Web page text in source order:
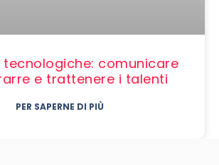
tecnologiche: comunicare
e trattenere i talenti
PER SAPERNE DI PIÙ